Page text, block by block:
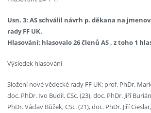
Usn. 3: AS schválil návrh p. děkana na
rady FF UK.
Hlasování: hlasovalo 26 členů AS , z toho 1
Výsledek hlasování
Složení nové vědecké rady FF UK: prof. PhDr.
doc. PhDr. Ivo Budil, CSc. (23), doc. PhDr. Jiří
PhDr. Václav Bůžek, CSc. (21), doc. PhDr. Jiří